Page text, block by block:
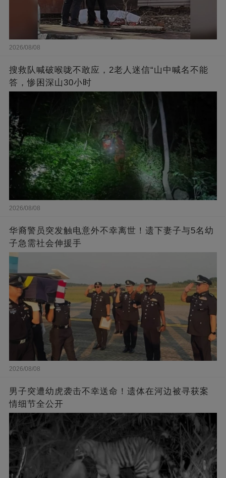
2026/08/08
搜救队喊破喉咙不敢应，2老人迷信“山中喊名不能
答，惨困深山30小时
2026/08/08
华裔警员突发触电意外不幸离世！遗下妻子与5名幼
子急需社会伸援手
2026/08/08
男子突遭幼虎袭击不幸送命！遗体在河边被寻获案
情细节全公开